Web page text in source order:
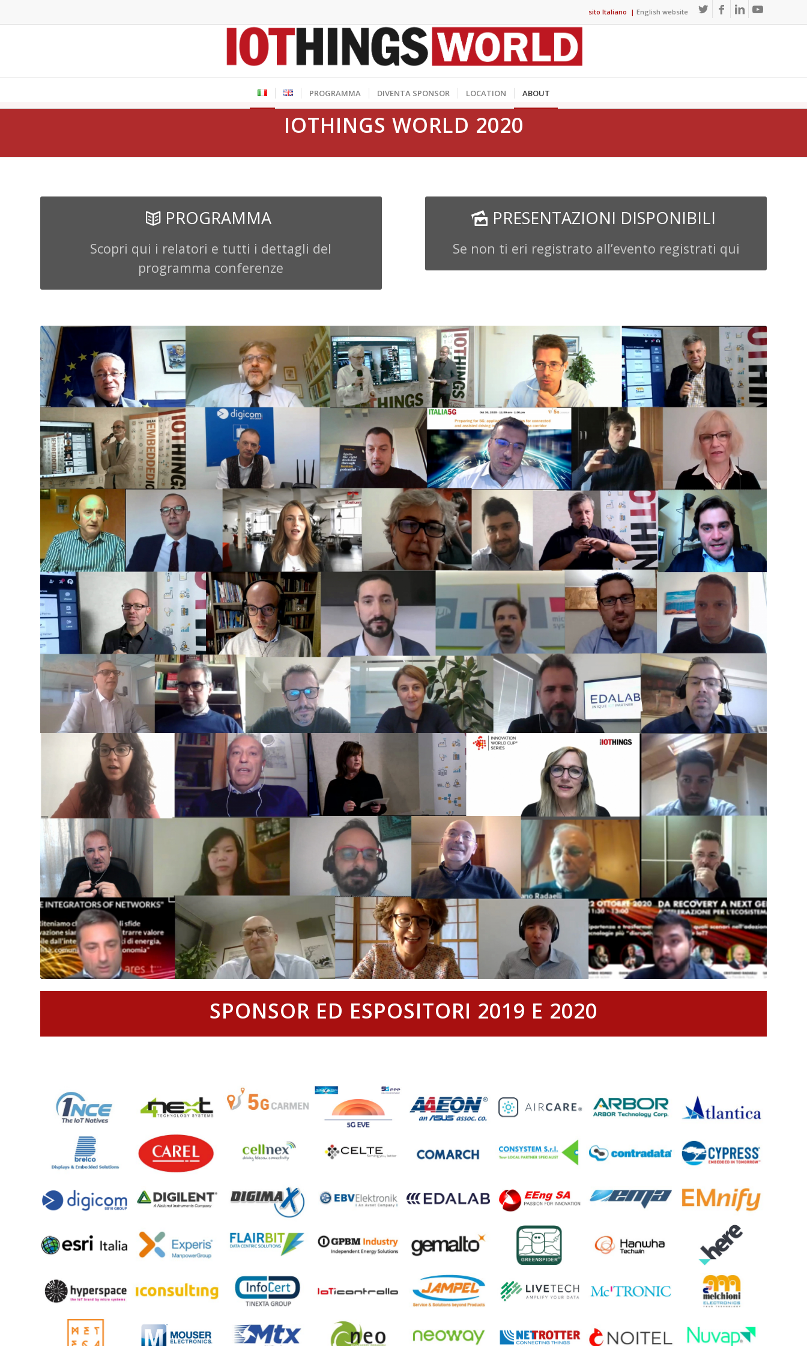
sito Italiano | English website
PROGRAMMA DIVENTA SPONSOR LOCATION ABOUT
IOTHINGS WORLD 2020
PROGRAMMA
Scopri qui i relatori e tutti i dettagli del
programma conferenze
PRESENTAZIONI DISPONIBILI
Se non ti eri registrato all’evento registrati qui
SPONSOR ED ESPOSITORI 2019 E 2020